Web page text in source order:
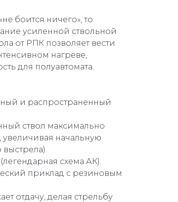
боится ничего», то
усиленной ствольной
от РПК позволяет вести
нагреве,
для полуавтомата.
и распространенный
ствол максимально
увеличивая начальную
схема АК).
приклад с резиновым
отдачу, делая стрельбу